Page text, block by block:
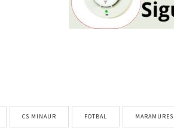
CS MINAUR FOTBAL MARAMURES